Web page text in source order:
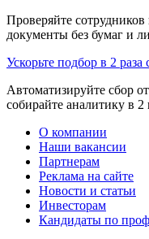
Проверяйте
документы без бумаг и
Ускорьте подбор в 2 раза
Автоматизируйте сбор
собирайте аналитику в 2
О компании
Наши вакансии
Партнерам
Реклама на сайте
Новости и статьи
Инвесторам
Кандидаты по